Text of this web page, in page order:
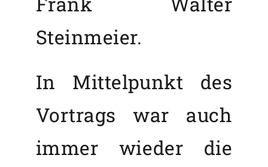
Steinmeier.
In Mittelpunkt des
Vortrags war auch
immer wieder die